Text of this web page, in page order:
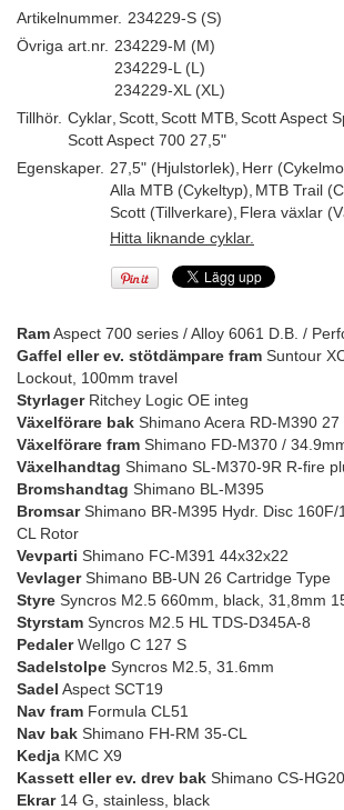
Artikelnummer. 234229-S (S)
Övriga art.nr. 234229-M (M)
234229-L (L)
234229-XL (XL)
Tillhör. Cyklar Scott Scott MTB Scott Aspect
Scott Aspect 700 27,5"
Egenskaper. 27,5" (Hjulstorlek) Herr
Alla MTB (Cykeltyp) MTB Trail
Scott (Tillverkare) Flera växlar
Hitta liknande cyklar.
RamAspect 700 series / Alloy 6061 D.B. /
Gaffel eller ev. stötdämpare fram Suntour
Lockout, 100mm travel
StyrlagerRitchey Logic OE integ
Växelförare bak Shimano Acera RD-M390 27
Växelförare fram Shimano FD-M370 /
Växelhandtag Shimano SL-M370-9R R-fire
Bromshandtag Shimano BL-M395
BromsarShimano BR-M395 Hydr. Disc 160F/
CL Rotor
Vevparti Shimano FC-M391 44x32x22
VevlagerShimano BB-UN 26 Cartridge Type
Styre Syncros M2.5 660mm, black, 31,8mm
Styrstam Syncros M2.5 HL TDS-D345A-8
PedalerWellgo C 127 S
Sadelstolpe Syncros M2.5, 31.6mm
Sadel Aspect SCT19
Nav fram Formula CL51
Nav bak Shimano FH-RM 35-CL
Kedja KMC X9
Kassett eller ev. drev bak Shimano CS-
Ekrar14 G, stainless, black